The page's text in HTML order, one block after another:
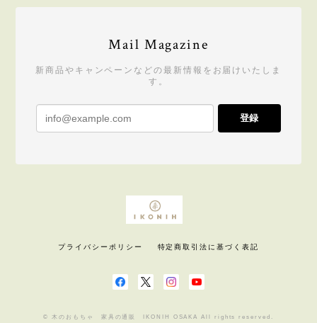
遊んでいます。少し高額ではありましたが満足して
と思います。
レビューありがとうございます。 ドロッ
プボックスをお買い上げいただき、誠に
Mail Magazine
新商品やキャンペーンなどの最新情報をお届けいたしま
す。
登録
プライバシーポリシー 特定商取引法に基づく表記
© 木のおもちゃ 家具の通販 IKONIH OSAKA All rights reserved.